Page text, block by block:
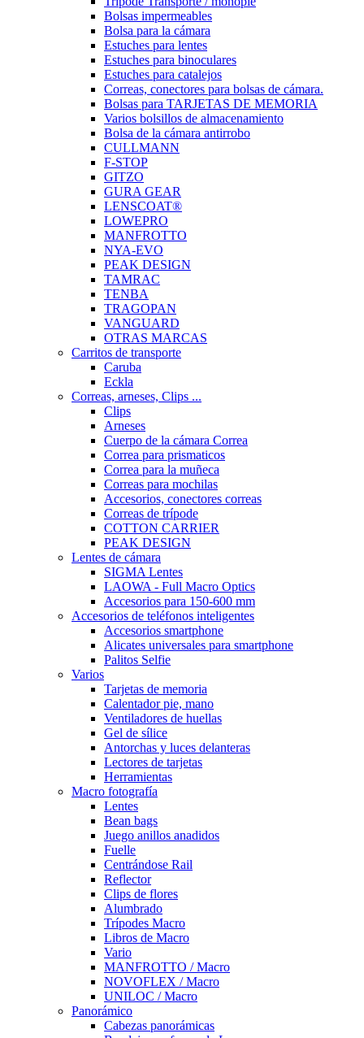
Bolsas impermeables
Bolsa para la cámara
Estuches para lentes
Estuches para binoculares
Estuches para catalejos
Correas, conectores para bolsas de cámara.
Bolsas para TARJETAS DE MEMORIA
Varios bolsillos de almacenamiento
Bolsa de la cámara antirrobo
CULLMANN
F-STOP
GITZO
GURA GEAR
LENSCOAT®
LOWEPRO
MANFROTTO
NYA-EVO
PEAK DESIGN
TAMRAC
TENBA
TRAGOPAN
VANGUARD
OTRAS MARCAS
Carritos de transporte
Caruba
Eckla
Correas, arneses, Clips ...
Clips
Arneses
Cuerpo de la cámara Correa
Correa para prismaticos
Correa para la muñeca
Correas para mochilas
Accesorios, conectores correas
Correas de trípode
COTTON CARRIER
PEAK DESIGN
Lentes de cámara
SIGMA Lentes
LAOWA - Full Macro Optics
Accesorios para 150-600 mm
Accesorios de teléfonos inteligentes
Accesorios smartphone
Alicates universales para smartphone
Palitos Selfie
Varios
Tarjetas de memoria
Calentador pie, mano
Ventiladores de huellas
Gel de sílice
Antorchas y luces delanteras
Lectores de tarjetas
Herramientas
Macro fotografía
Lentes
Bean bags
Juego anillos anadidos
Fuelle
Centrándose Rail
Reflector
Clips de flores
Alumbrado
Trípodes Macro
Libros de Macro
Vario
MANFROTTO / Macro
NOVOFLEX / Macro
UNILOC / Macro
Panorámico
Cabezas panorámicas